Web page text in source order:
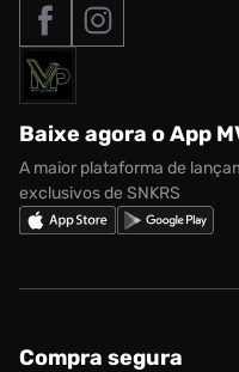
Roupas
Acessórios
Marcas
Nike Air Max
adidas Adi2000
adidas Campus
Nike Shox
Nossas lojas
Termos de uso
Política de privacidade
Regulamento CRM/
Regulamento Cupom
Formas de Pagamento
Solicite seus dados
Baixe agora o App
A maior plataforma de
exclusivos de SNKRS
Compra segura